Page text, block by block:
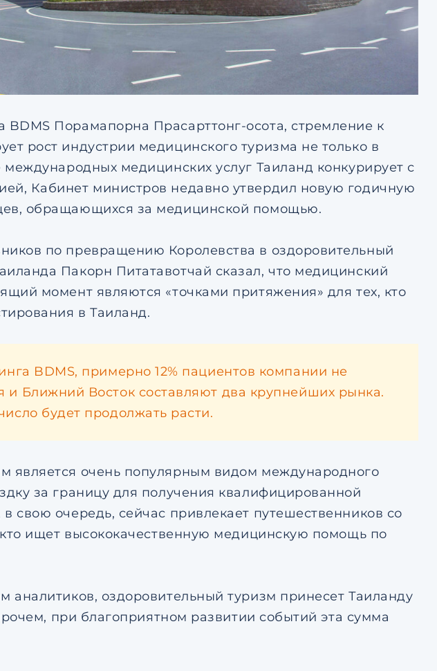
BDMS Порамапорна Прасарттонг-осота, стремление к
рост индустрии медицинского туризма не только в
международных медицинских услуг Таиланд конкурирует с
Кабинет министров недавно утвердил новую годичную
обращающихся за медицинской помощью.
по превращению Королевства в оздоровительный
Пакорн Питатавотчай сказал, что медицинский
момент являются «точками притяжения» для тех, кто
в Таиланд.
BDMS, примерно 12% пациентов компании не
и Ближний Восток составляют два крупнейших рынка.
будет продолжать расти.
является очень популярным видом международного
за границу для получения квалифицированной
свою очередь, сейчас привлекает путешественников со
ищет высококачественную медицинскую помощь по
аналитиков, оздоровительный туризм принесет Таиланду
при благоприятном развитии событий эта сумма